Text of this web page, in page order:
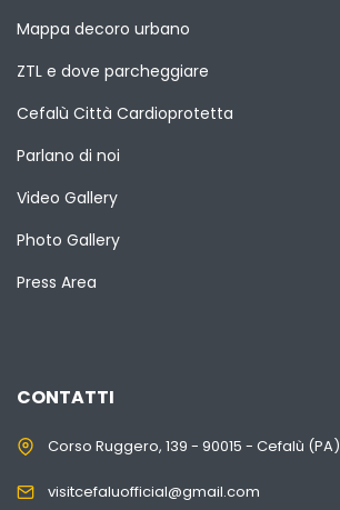
Mappa decoro urbano
ZTL e dove parcheggiare
Cefalù Città Cardioprotetta
Parlano di noi
Video Gallery
Photo Gallery
Press Area
CONTATTI
Corso Ruggero, 139 - 90015 - Cefalù (PA)
visitcefaluofficial@gmail.com